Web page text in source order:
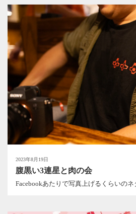
2023年8月19日
腹黒い3連星と肉の会
Facebookあたりで写真上げるくらいの